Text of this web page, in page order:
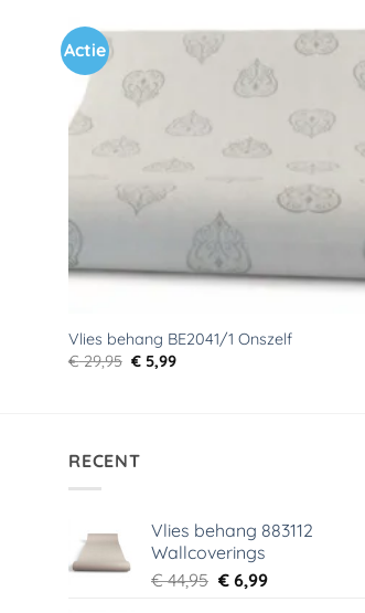
Actie
Toevoegen
verlanglijst
Vlies behang BE2041/1 Onszelf
€29,95 Oorspronkelijke
€ 5,99Huidige
RECENT
Vlies behang 883112
Wallcoverings
€44,95 Oorspronkelijke
€6,99Huidige